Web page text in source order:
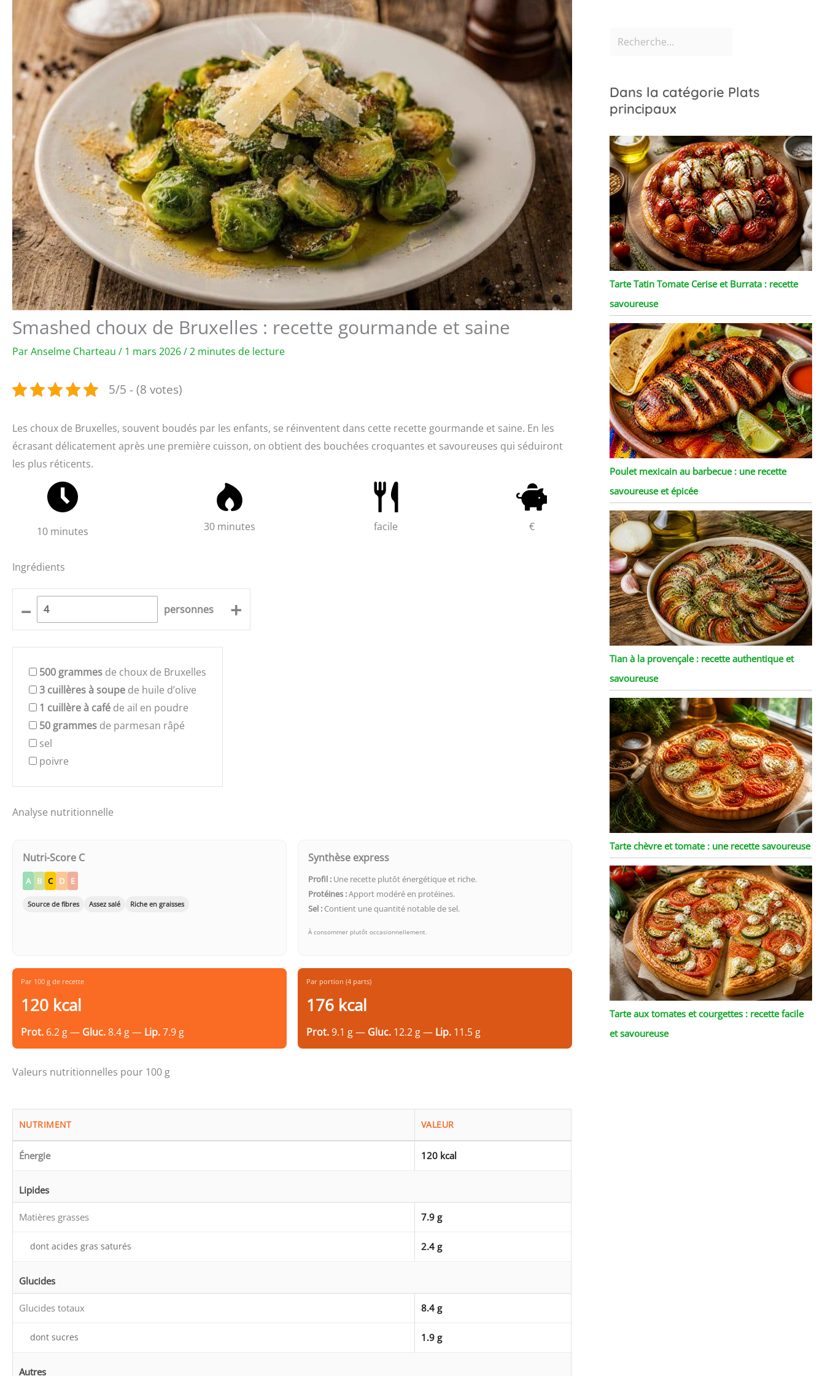
Smashed choux de Bruxelles : recette gourmande et saine
ParAnselme Charteau / 1 mars 2026/2 minutes de lecture
5/5 - (8 votes)
Les choux de Bruxelles, souvent boudés par les enfants, se réinventent dans cette recette gourmande et saine. En les
écrasant délicatement après une première cuisson, on obtient des bouchées croquantes et savoureuses qui séduiront
les plus réticents.
10 minutes 30 minutes facile €
Ingrédients
– personnes +
500 grammes de choux de Bruxelles
3 cuillères à soupe de huile d’olive
1 cuillère à café de ail en poudre
50 grammes de parmesan râpé
sel
poivre
Analyse nutritionnelle
Nutri-Score C
A B C D E
Source de fibres Assez salé Riche en graisses
Synthèse express
Profil : Une recette plutôt énergétique et riche.
Protéines :Apport modéré en protéines.
Sel : Contient une quantité notable de sel.
À consommer plutôt occasionnellement.
Par 100 g de recette
120 kcal
Prot. 6.2 g — Gluc.8.4 g — Lip.7.9 g
Par portion (4 parts)
176 kcal
Prot.9.1 g — Gluc. 12.2 g — Lip. 11.5 g
Valeurs nutritionnelles pour 100 g
NUTRIMENT VALEUR
Énergie 120 kcal
Lipides
Matières grasses 7.9 g
dont acides gras saturés 2.4 g
Glucides
Glucides totaux 8.4 g
dont sucres 1.9 g
Autres
Dans la catégorie Plats
principaux
Tarte Tatin Tomate Cerise et Burrata : recette
savoureuse
Poulet mexicain au barbecue : une recette
savoureuse et épicée
Tian à la provençale : recette authentique et
savoureuse
Tarte chèvre et tomate : une recette savoureuse
Tarte aux tomates et courgettes : recette facile
et savoureuse